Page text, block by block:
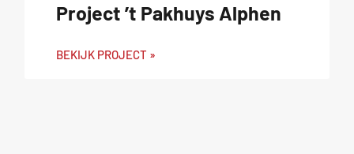
Project ’t Pakhuys Alphen
BEKIJK PROJECT »